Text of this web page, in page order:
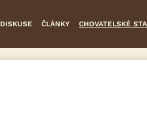
DISKUSE ČLÁNKY CHOVATELSKÉ